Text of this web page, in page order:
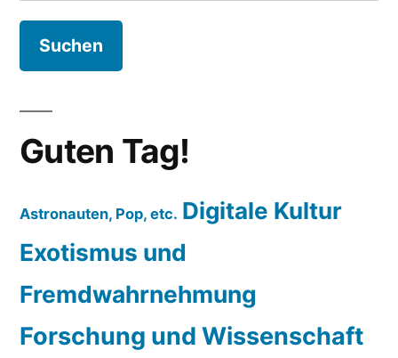
Guten Tag!
Astronauten, Pop, etc. Digitale Kultur
Exotismus und
Fremdwahrnehmung
Forschung und Wissenschaft